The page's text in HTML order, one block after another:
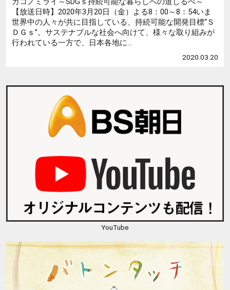
【放送日時】2020年3月20日（金）よる8：00～8：54いま
世界中の人々が共に目指している、持続可能な開発目標“Ｓ
ＤＧｓ”。サステナブルな社会へ向けて、様々な取り組みが
行われている一方で、日本各地に...
2020.03.20
YouTube